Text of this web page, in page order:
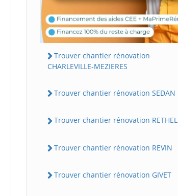
Trouver chantier rénovation
CHARLEVILLE-MEZIERES
Trouver chantier rénovation SEDAN
Trouver chantier rénovation RETHEL
Trouver chantier rénovation REVIN
Trouver chantier rénovation GIVET